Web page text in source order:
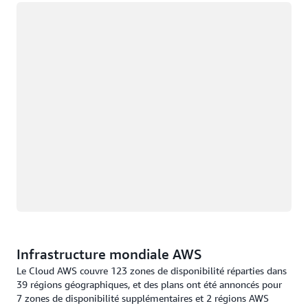
Infrastructure mondiale AWS
Le Cloud AWS couvre 123 zones de disponibilité réparties dans
39 régions géographiques, et des plans ont été annoncés pour
7 zones de disponibilité supplémentaires et 2 régions AWS